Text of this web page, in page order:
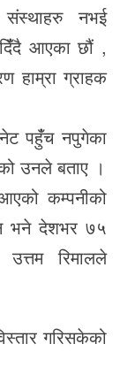
संस्थाहरु नभई
दिंँदै आएका छौं ,
हाम्रा ग्राहक
पहुंँच नपुगेका
उनले बताए ।
कम्पनीको
भने देशभर ७५
रिमालले
गरिसकेको